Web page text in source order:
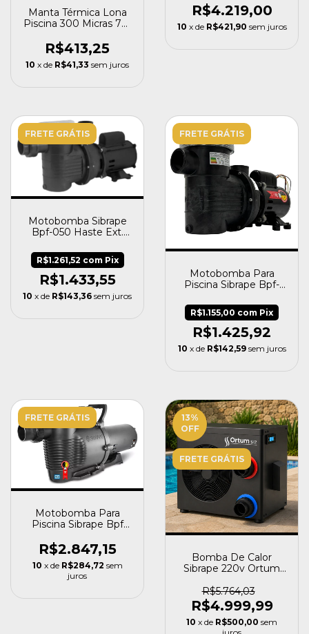
Manta Térmica Lona
Piscina 300 Micras 7m
R$413,25
10 x de R$41,33 sem juros
Biv
R$4.219,00
10 x de R$421,90 sem juros
FRETE GRÁTIS
Motobomba Sibrape
Bpf-050 Haste Ext.
R$1.433,55
R$1.261,52 com Pix
10 x de R$143,36 sem juros
FRETE GRÁTIS
Motobomba Para
Piscina Sibrape Bpf-
R$1.425,92
R$1.155,00 com Pix
10 x de R$142,59 sem juros
FRETE GRÁTIS
Motobomba Para
Piscina Sibrape Bpf
R$2.847,15
10 x de R$284,72 sem
juros
13%
OFF
FRETE GRÁTIS
Bomba De Calor
Sibrape 220v Ortum
220v 220v
R$5.764,03
R$4.999,99
10 x de R$500,00 sem